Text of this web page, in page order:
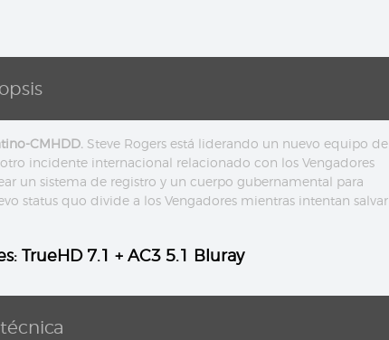
CMHDD. Steve Rogers está liderando un nuevo equipo de
incidente internacional relacionado con los Vengadores
un sistema de registro y un cuerpo gubernamental para
status quo divide a los Vengadores mientras intentan salvar
TrueHD 7.1 + AC3 5.1 Bluray